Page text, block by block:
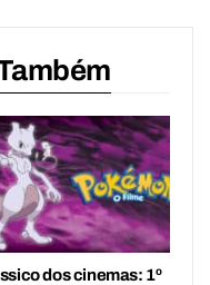
dos cinemas: 1º